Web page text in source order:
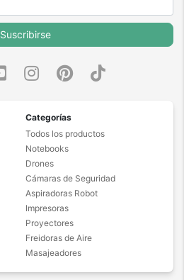
Suscribirse
Categorías
Todos los productos
Notebooks
Drones
Cámaras de Seguridad
Aspiradoras Robot
Impresoras
Proyectores
Freidoras de Aire
Masajeadores